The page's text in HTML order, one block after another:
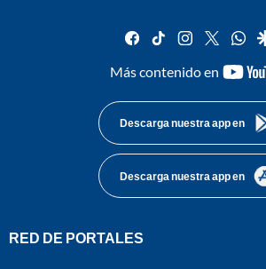
facebook
tiktok instagram
twitter
Más contenido en
Descarga nuestra app en
Descarga nuestra app en
RED DE PORTALES